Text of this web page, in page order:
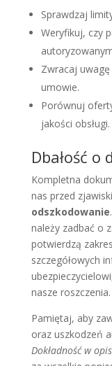
Sprawdzaj
Weryfikuj, czy
Zwracaj
umowie.
Porównuj
jakości obsługi.
Dbałość
Kompletna
nas przed
odszkodowanie
należy zadbać o
potwierdzą
szczegółowych
nasze roszczenia.
Pamiętaj, aby
oraz uszkodzeń
Dokładność w